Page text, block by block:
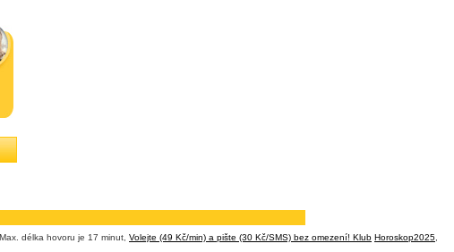
délka hovoru je 17 minut, Volejte (49 Kč/min) a pište (30 Kč/SMS) bez omezení! Klub Horoskop2025